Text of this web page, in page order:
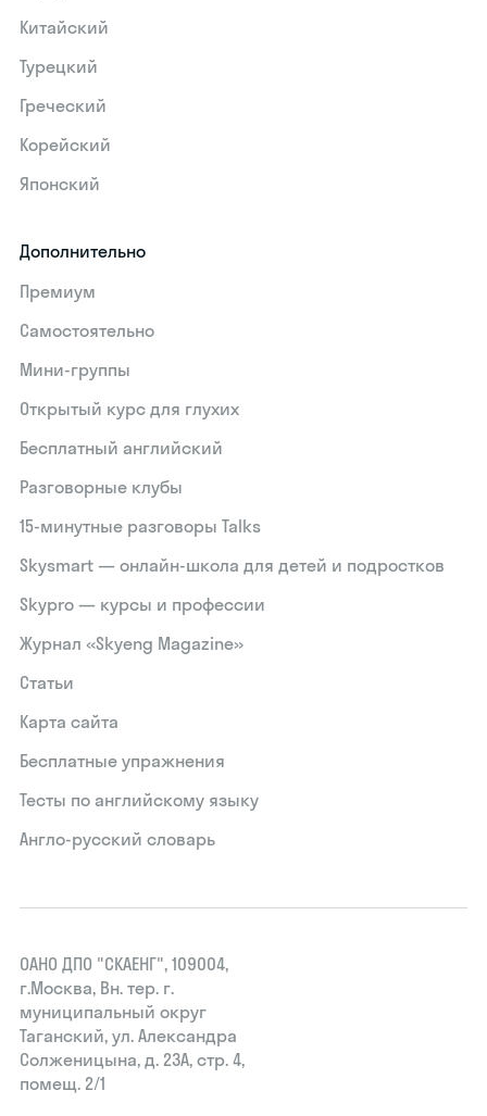
Китайский
Турецкий
Греческий
Корейский
Японский
Дополнительно
Премиум
Самостоятельно
Мини-группы
Открытый курс для глухих
Бесплатный английский
Разговорные клубы
15‑минутные разговоры Talks
Skysmart — онлайн-школа для детей и подростков
Skypro — курсы и профессии
Журнал «Skyeng Magazine»
Статьи
Карта сайта
Бесплатные упражнения
Тесты по английскому языку
Англо-русский словарь
ОАНО ДПО "СКАЕНГ", 109004,
г.Москва, Вн. тер. г.
муниципальный округ
Таганский, ул. Александра
Солженицына, д. 23А, стр. 4,
помещ. 2/1